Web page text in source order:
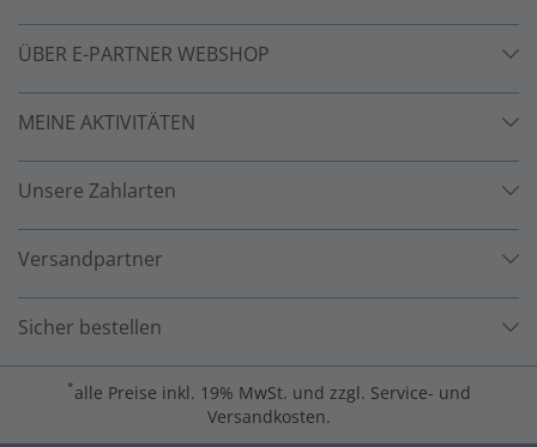
ÜBER E-PARTNER WEBSHOP
MEINE AKTIVITÄTEN
Unsere Zahlarten
Versandpartner
Sicher bestellen
*alle Preise inkl. 19% MwSt. und zzgl. Service- und
Versandkosten.